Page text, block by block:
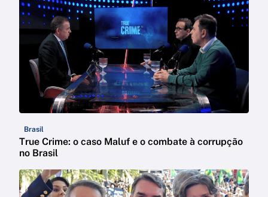
Brasil
True Crime: o caso Maluf e o combate à corrupção
no Brasil